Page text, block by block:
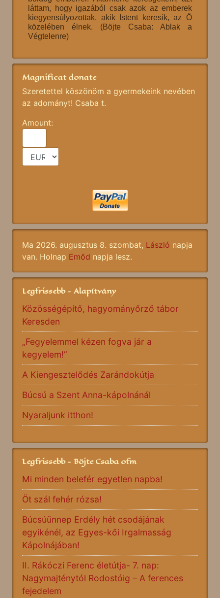
láttam, hogy igazából csak azok az emberek
kiegyensúlyozottak, akik Istent keresik, az Ő
közelében élnek. (Böjte Csaba: Ablak a
Végtelenre)
Magnificat donate
Szeretettel köszönöm a gyermekeink nevében
az adományt! Csaba t.
Amount:
Ma 2026. augusztus 8. szombat, László napja
van. Holnap Emőd napja lesz.
Legfrissebb - Alapítvány
Közösségépítő, hagyományőrző tábor
Keresden
„Fegyelemmel kézen fogva jár a
kegyelem!”
A Kiengesztelődés Zarándokútja
Búcsú a Szent Anna-kápolnánál
Nyaraljunk itthon!
Legfrissebb - Böjte Csaba ofm
Mi minden belefér egyetlen napba!
Öt szál fehér rózsa!
Búcsúünnep Erdély hét csodájának
egyikénél, az Egyes-kői Irgalmasság
Kápolnájában!
II. Rákóczi Ferenc életútja- 7. nap:
Nagymajténytól Rodostóig – A ferences
fejedelem